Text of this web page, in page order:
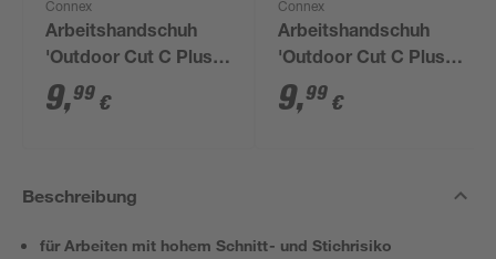
Connex
Arbeitshandschuh
'Outdoor Cut C Plus'
gelb/schwarz Größe
9/L
9,99 €
Connex
Arbeitshandschuh
'Outdoor Cut C Plus'
gelb/schwarz Größe
10/XL
9,99 €
Beschreibung
für Arbeiten mit hohem Schnitt- und Stichrisiko